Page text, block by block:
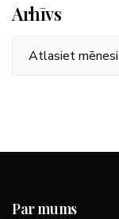
Arhīvs
Par mums